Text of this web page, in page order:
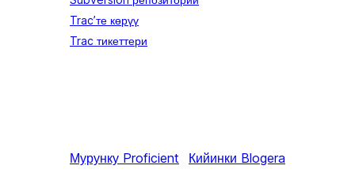
Trac’те көрүү
Trac тикеттери
Мурунку Proficient Кийинки Blogera